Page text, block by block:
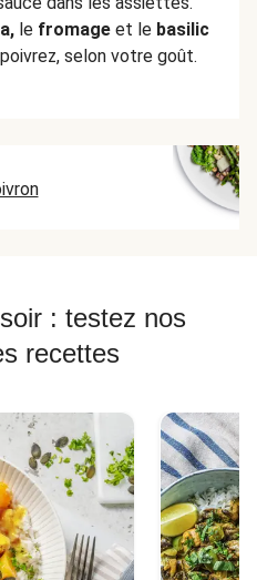
le fromage et le basilic
selon votre goût.
: testez nos
recettes